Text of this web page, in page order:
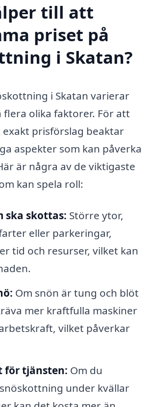
till att
priset på
i Skatan?
i Skatan varierar
flera olika faktorer. För att
prisförslag beaktar
aspekter som kan påverka
är några av de viktigaste
kan spela roll:
ska skottas: Större ytor,
eller parkeringar,
tid och resurser, vilket kan
Om snön är tung och blöt
mer kraftfulla maskiner
vilket påverkar
för tjänsten: Om du
under kvällar